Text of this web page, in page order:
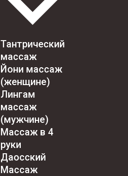
Тантрический
массаж
Йони массаж
(женщине)
Лингам
массаж
(мужчине)
Массаж в 4
руки
Даосский
Массаж